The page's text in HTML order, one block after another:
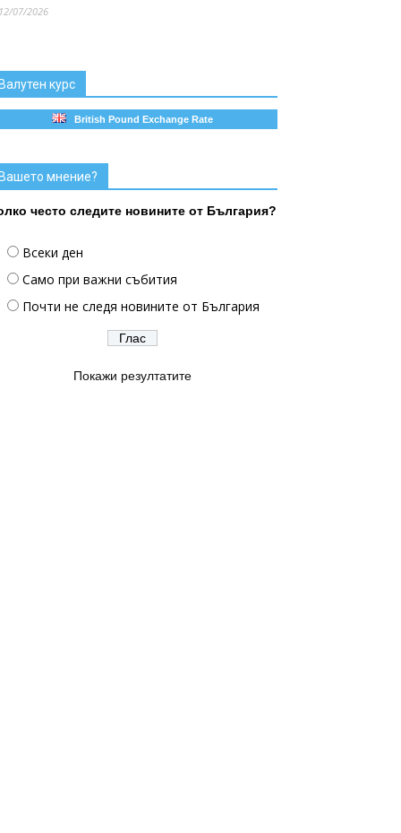
07/2026
курс
British Pound Exchange Rate
мнение?
често следите новините от България?
Всеки ден
Само при важни събития
Почти не следя новините от България
Покажи резултатите